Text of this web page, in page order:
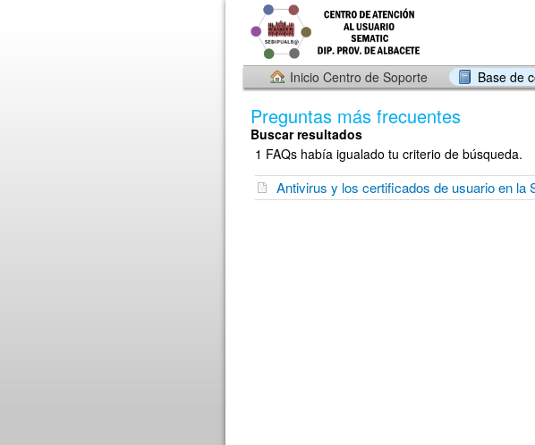
Inicio Centro de Soporte Base de
Preguntas más frecuentes
Buscar resultados
1 FAQs había igualado tu criterio de búsqueda.
Antivirus y los certificados de usuario en la